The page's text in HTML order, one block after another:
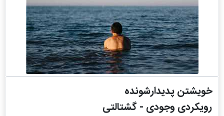
خویشتن پدیدارشونده
رویکردی وجودی - گشتالتی